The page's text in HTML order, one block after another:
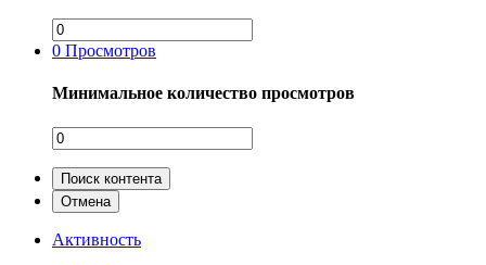
0 Просмотров
Минимальное количество просмотров
Поиск контента
Отмена
Активность